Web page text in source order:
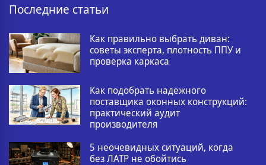
Последние статьи
Как правильно выбрать диван:
советы эксперта, плотность ППУ и
проверка каркаса
Как подобрать надежного
поставщика оконных конструкций:
практический аудит
производителя
5 неочевидных ситуаций, когда
без ЛАТР не обойтись